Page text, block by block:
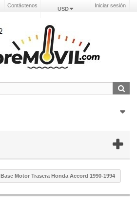
Iniciar sesión
USD
Contáctenos
Base Motor Trasera Honda Accord 1990-1994